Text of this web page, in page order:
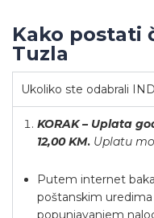
Kako postati
Tuzla
Ukoliko ste odabrali
KORAK – Uplata
12,00 KM. Uplatu
Putem internet
poštanskim
popunjavanjem